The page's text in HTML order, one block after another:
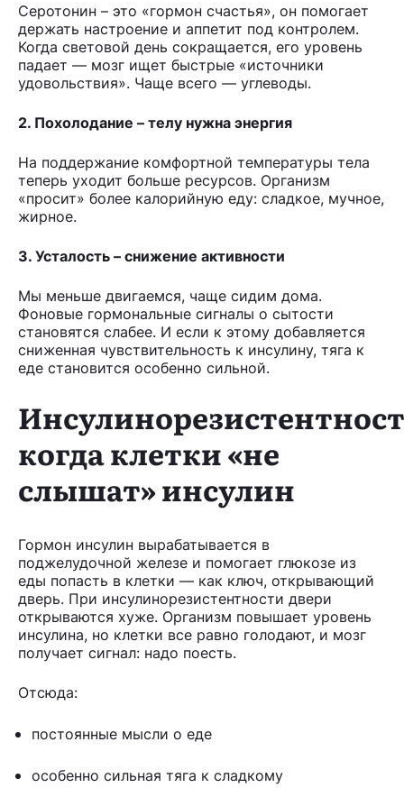
Серотонин – это «гормон счастья», он помогает
держать настроение и аппетит под контролем.
Когда световой день сокращается, его уровень
падает — мозг ищет быстрые «источники
удовольствия». Чаще всего — углеводы.
2. Похолодание – телу нужна энергия
На поддержание комфортной температуры тела
теперь уходит больше ресурсов. Организм
«просит» более калорийную еду: сладкое, мучное,
жирное.
3. Усталость – снижение активности
Мы меньше двигаемся, чаще сидим дома.
Фоновые гормональные сигналы о сытости
становятся слабее. И если к этому добавляется
сниженная чувствительность к инсулину, тяга к
еде становится особенно сильной.
когда клетки «не
слышат» инсулин
Гормон инсулин вырабатывается в
поджелудочной железе и помогает глюкозе из
еды попасть в клетки — как ключ, открывающий
дверь. При инсулинорезистентности двери
открываются хуже. Организм повышает уровень
инсулина, но клетки все равно голодают, и мозг
получает сигнал: надо поесть.
Отсюда:
постоянные мысли о еде
особенно сильная тяга к сладкому